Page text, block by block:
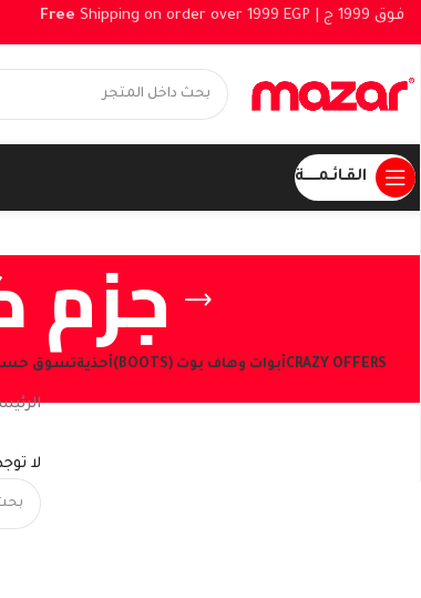
القـائـمــــــة
جزم CRAZY OFFERSأبوات وهاف بوت (BOOTS) أحذيةتسوق
لا
FreeShipping on order over 1999 EGP |